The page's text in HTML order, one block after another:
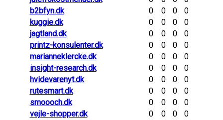
b2bfyn.dk
0 0 0
0
kuggie.dk
0 0 0
0
jagtland.dk
0 0 0
0
printz-konsulenter.dk
0 0 0
0
marianneklercke.dk
0 0 0
0
insight-research.dk
0 0 0
0
hvidevarenyt.dk
0 0 0
0
rutesmart.dk
0 0 0
0
smoooch.dk
0 0 0
0
vejle-shopper.dk
0 0 0
0